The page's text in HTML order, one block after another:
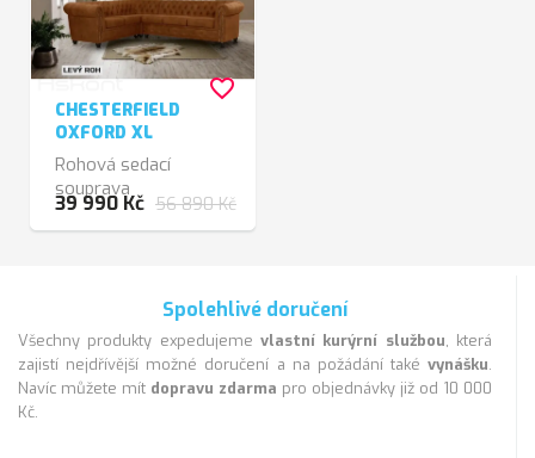
CHESTERFIELD
OXFORD XL
Rohová sedací
souprava
39 990 Kč 56 890 Kč
favorite_border
Spolehlivé doručení
Všechny produkty expedujeme vlastní kurýrní službou, která
zajistí nejdřívější možné doručení a na požádání také vynášku.
Navíc můžete mít dopravu zdarma pro objednávky již od 10 000
Kč.